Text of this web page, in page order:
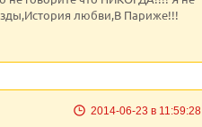
любви,В Париже!!!
2014-06-23 в 11:59:28